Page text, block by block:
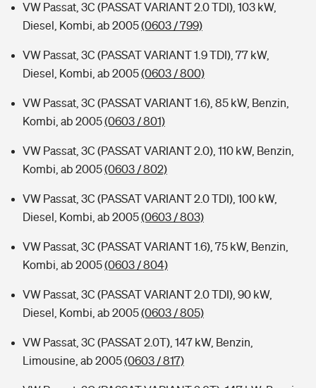
VW Passat, 3C (PASSAT VARIANT 2.0 TDI), 103 kW,
Diesel, Kombi, ab 2005(0603 / 799)
VW Passat, 3C (PASSAT VARIANT 1.9 TDI), 77 kW,
Diesel, Kombi, ab 2005(0603 / 800)
VW Passat, 3C (PASSAT VARIANT 1.6), 85 kW, Benzin,
Kombi, ab 2005(0603 / 801)
VW Passat, 3C (PASSAT VARIANT 2.0), 110 kW, Benzin,
Kombi, ab 2005(0603 / 802)
VW Passat, 3C (PASSAT VARIANT 2.0 TDI), 100 kW,
Diesel, Kombi, ab 2005(0603 / 803)
VW Passat, 3C (PASSAT VARIANT 1.6), 75 kW, Benzin,
Kombi, ab 2005(0603 / 804)
VW Passat, 3C (PASSAT VARIANT 2.0 TDI), 90 kW,
Diesel, Kombi, ab 2005(0603 / 805)
VW Passat, 3C (PASSAT 2.0T), 147 kW, Benzin,
Limousine, ab 2005(0603 / 817)